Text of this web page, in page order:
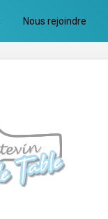
Nous rejoindre